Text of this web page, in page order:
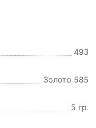
493
Золото 585
5 гр.